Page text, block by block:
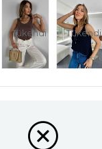
Tükendi Tükendi